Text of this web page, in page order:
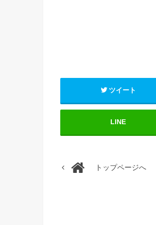
ツイート
LINE
トップページへ